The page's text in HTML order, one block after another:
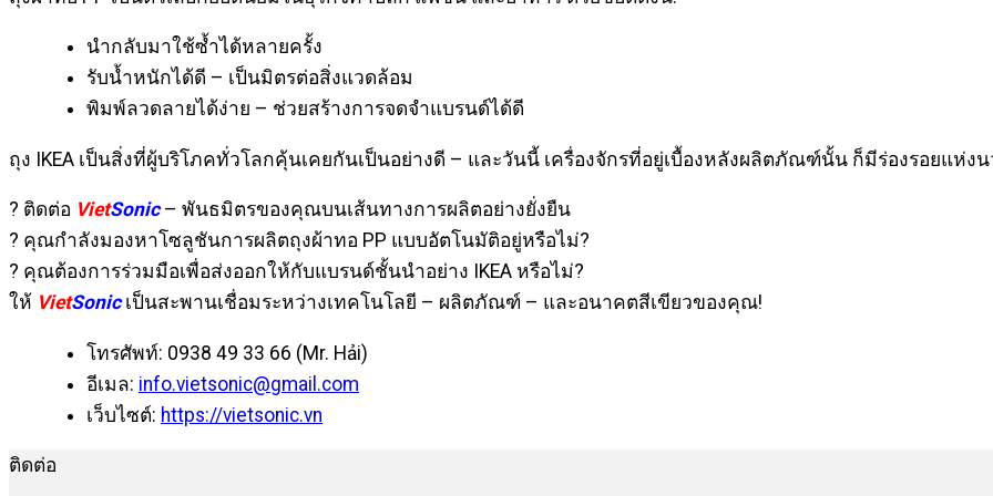
นำกลับมาใช้ซ้ำได้หลายครั้ง
รับน้ำหนักได้ดี – เป็นมิตรต่อสิ่งแวดล้อม
พิมพ์ลวดลายได้ง่าย – ช่วยสร้างการจดจำแบรนด์ได้ดี
ถุง IKEA เป็นสิ่งที่ผู้บริโภคทั่วโลกคุ้นเคยกันเป็นอย่างดี – และวันนี้ เครื่องจักรที่อยู่เบื้องหลังผลิตภัณฑ์นั้น ก็มีร่องรอยแห่ง
? ติดต่อ VietSonic– พันธมิตรของคุณบนเส้นทางการผลิตอย่างยั่งยืน
? คุณกำลังมองหาโซลูชันการผลิตถุงผ้าทอ PP แบบอัตโนมัติอยู่หรือไม่?
? คุณต้องการร่วมมือเพื่อส่งออกให้กับแบรนด์ชั้นนำอย่าง IKEA หรือไม่?
ให้ VietSonicเป็นสะพานเชื่อมระหว่างเทคโนโลยี – ผลิตภัณฑ์ – และอนาคตสีเขียวของคุณ!
โทรศัพท์: 0938 49 33 66 (Mr. Hải)
อีเมล: info.vietsonic@gmail.com
เว็บไซต์: https://vietsonic.vn
ติดต่อ